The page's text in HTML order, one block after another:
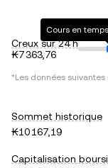
Creux sur 24 h
₭7 363,76
Cours en
*Les données
Sommet historique
₭10 167,19
Capitalisation